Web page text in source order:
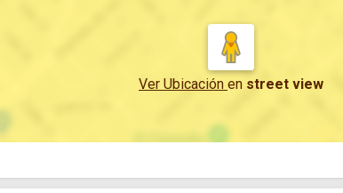
Ver Ubicación en street view